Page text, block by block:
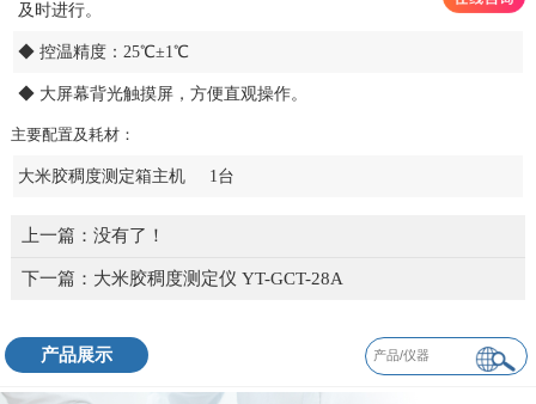
及时进行。
◆ 控温精度：25℃±1℃
◆ 大屏幕背光触摸屏，方便直观操作。
主要配置及耗材：
大米胶稠度测定箱主机 1台
上一篇：没有了！
下一篇： 大米胶稠度测定仪 YT-GCT-28A
产品展示